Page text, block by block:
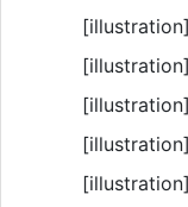
[illustration]
[illustration]
[illustration]
[illustration]
[illustration]